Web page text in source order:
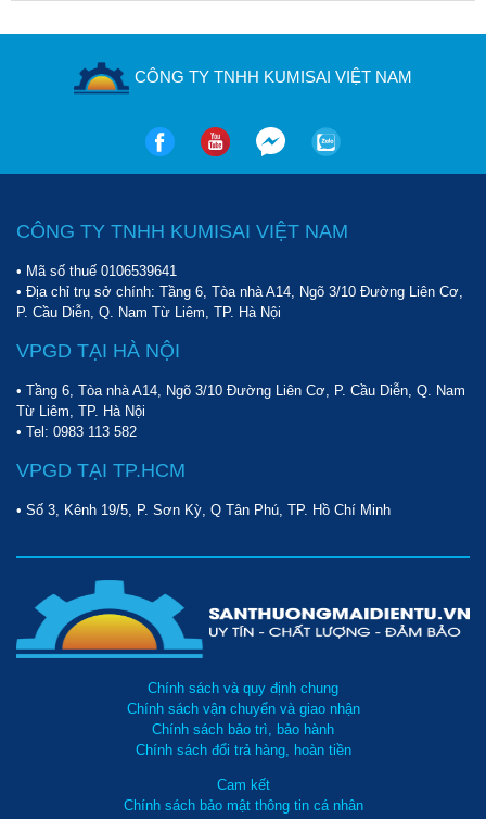
CÔNG TY TNHH KUMISAI VIỆT NAM
CÔNG TY TNHH KUMISAI VIỆT NAM
• Mã số thuế 0106539641
• Địa chỉ trụ sở chính: Tầng 6, Tòa nhà A14, Ngõ 3/10 Đường Liên Cơ,
P. Cầu Diễn, Q. Nam Từ Liêm, TP. Hà Nội
VPGD TẠI HÀ NỘI
• Tầng 6, Tòa nhà A14, Ngõ 3/10 Đường Liên Cơ, P. Cầu Diễn, Q. Nam
Từ Liêm, TP. Hà Nội
• Tel: 0983 113 582
VPGD TẠI TP.HCM
• Số 3, Kênh 19/5, P. Sơn Kỳ, Q Tân Phú, TP. Hồ Chí Minh
Chính sách và quy định chung
Chính sách vận chuyển và giao nhận
Chính sách bảo trì, bảo hành
Chính sách đổi trả hàng, hoàn tiền
Cam kết
Chính sách bảo mật thông tin cá nhân